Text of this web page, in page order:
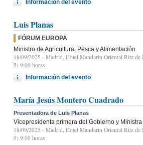
Información del evento
Luis Planas
FÓRUM EUROPA
Ministro de Agricultura, Pesca y Alimentación
18/09/2025 - Madrid, Hotel Mandarin Oriental Ritz de
5) 9:00 horas
Información del evento
María Jesús Montero Cuadrado
Presentadora de Luis Planas
Vicepresidenta primera del Gobierno y
18/09/2025 - Madrid, Hotel Mandarin Oriental Ritz de
5) 9:00 horas